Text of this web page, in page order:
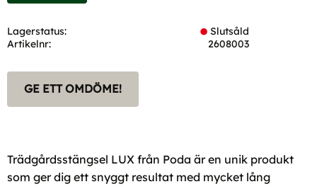
Lagerstatus
Slutsåld
Artikelnr
2608003
GE ETT OMDÖME!
Trädgårdsstängsel LUX från Poda är en unik produkt
som ger dig ett snyggt resultat med mycket lång